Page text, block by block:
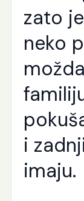
zato
neko
i
imaju.